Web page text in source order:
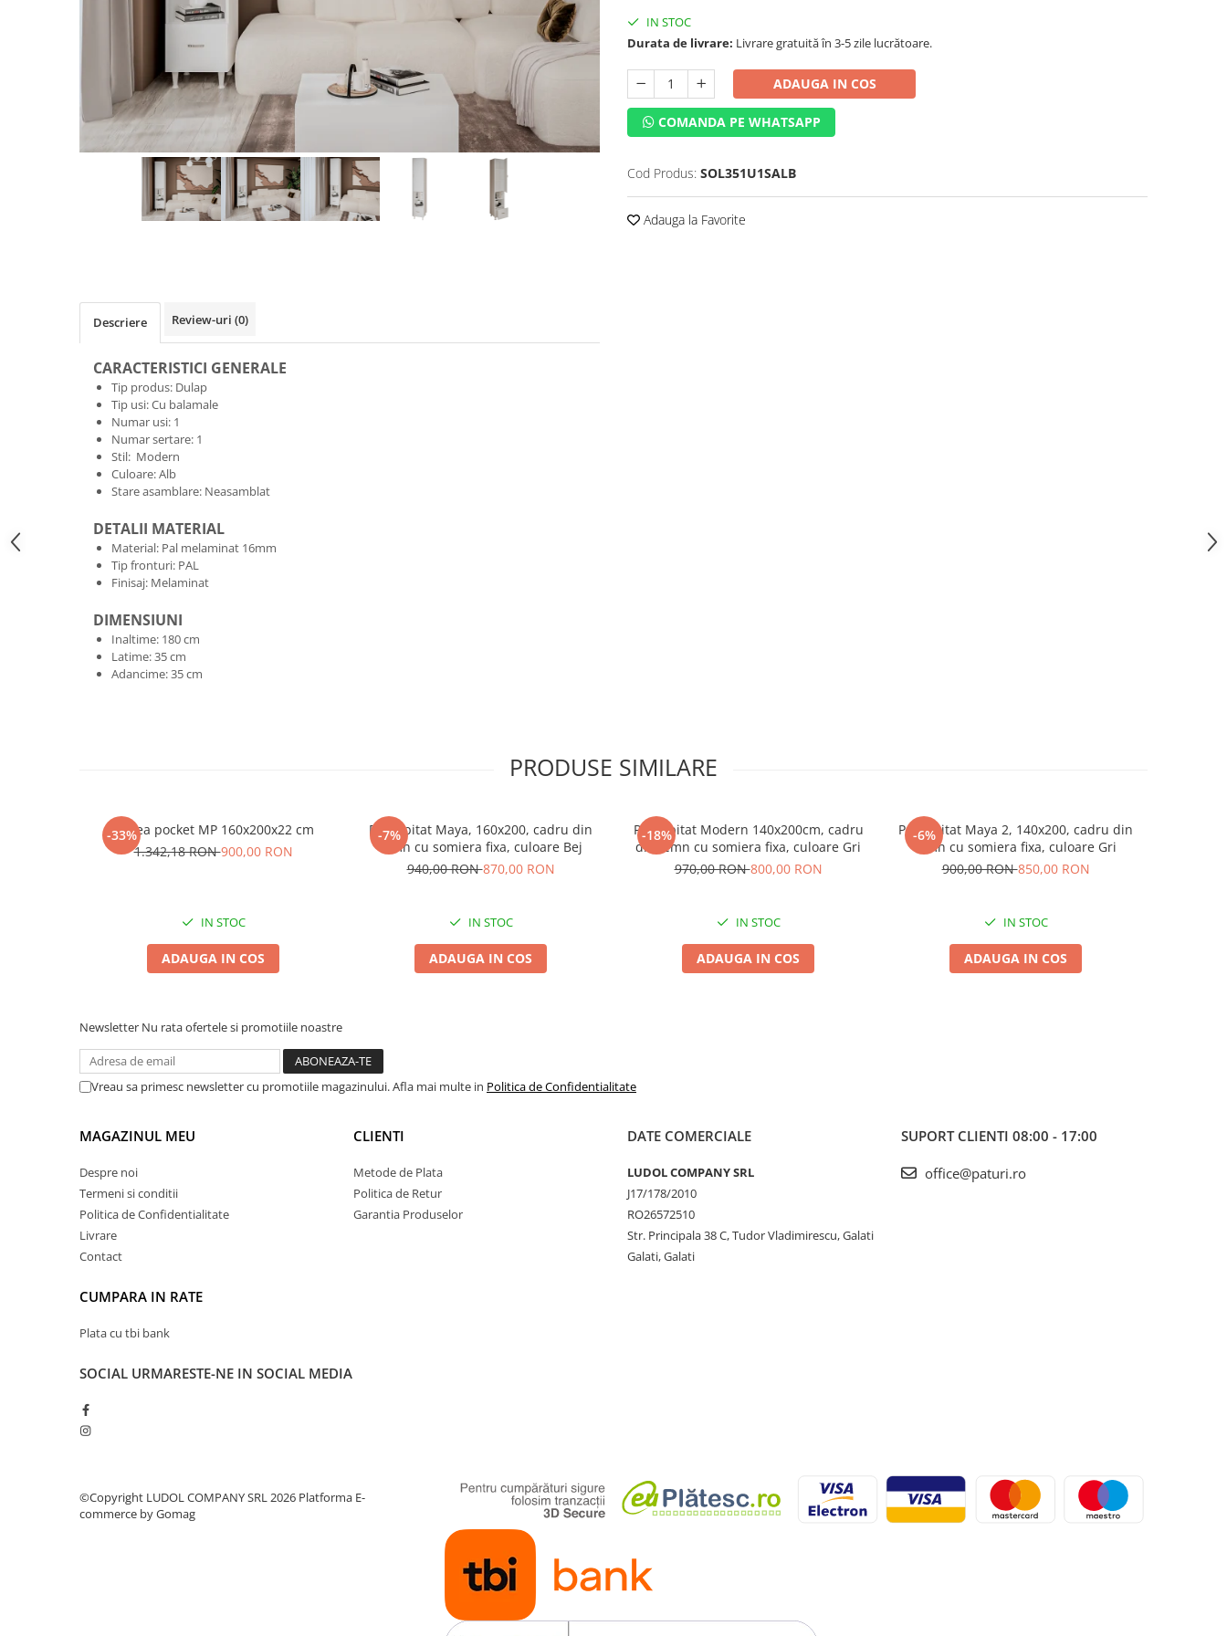
IN STOC
Durata de livrare: Livrare gratuită în 3-5 zile lucrătoare.
ADAUGA IN COS
COMANDA PE WHATSAPP
Cod Produs: SOL351U1SALB
Adauga la Favorite
Descriere Review-uri (0)
CARACTERISTICI GENERALE
Tip produs: Dulap
Tip usi: Cu balamale
Numar usi: 1
Numar sertare: 1
Stil: Modern
Culoare: Alb
Stare asamblare: Neasamblat
DETALII MATERIAL
Material: Pal melaminat 16mm
Tip fronturi: PAL
Finisaj: Melaminat
DIMENSIUNI
Inaltime: 180 cm
Latime: 35 cm
Adancime: 35 cm
PRODUSE SIMILARE
-33%
Saltea pocket MP 160x200x22 cm
1.342,18 RON900,00 RON
IN STOC
ADAUGA IN COS
-7%
Pat tapitat Maya, 160x200, cadru din
lemn cu somiera fixa, culoare Bej
940,00 RON870,00 RON
IN STOC
ADAUGA IN COS
-18%
Pat tapitat Modern 140x200cm, cadru
din lemn cu somiera fixa, culoare Gri
970,00 RON800,00 RON
IN STOC
ADAUGA IN COS
-6%
Pat tapitat Maya 2, 140x200, cadru din
lemn cu somiera fixa, culoare Gri
900,00 RON850,00 RON
IN STOC
ADAUGA IN COS
Newsletter Nu rata ofertele si promotiile noastre
Vreau sa primesc newsletter cu promotiile magazinului. Afla mai multe in Politica de Confidentialitate
MAGAZINUL MEU
Despre noi
Termeni si conditii
Politica de Confidentialitate
Livrare
Contact
CUMPARA IN RATE
Plata cu tbi bank
CLIENTI
Metode de Plata
Politica de Retur
Garantia Produselor
DATE COMERCIALE
LUDOL COMPANY SRL
J17/178/2010
RO26572510
Str. Principala 38 C, Tudor Vladimirescu, Galati
Galati, Galati
SUPORT CLIENTI 08:00 - 17:00
office@paturi.ro
SOCIAL URMARESTE-NE IN SOCIAL MEDIA
©Copyright LUDOL COMPANY SRL 2026 Platforma E-
commerce by Gomag